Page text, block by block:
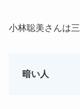
小林聡美さんは
暗い人